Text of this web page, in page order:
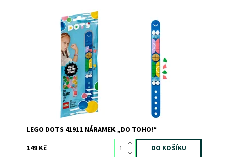
Darujte svému malému sportovnímu fanouškovi úžasný
náramek, který si bude moci vyzdobit
Dostupnost:
Skladem
6944
LEGO
LEGO DOTS 41911 NÁRAMEK „DO TOHO!“
149 Kč